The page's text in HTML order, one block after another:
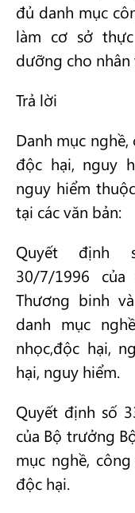
đủ danh mục
làm cơ sở
dưỡng cho nhân
Trả lời
Danh mục
độc hại, nguy
nguy hiểm
tại các văn bản:
Quyết định
30/7/1996
Thương binh
danh mục
nhọc,độc hại,
hại, nguy hiểm.
Quyết định số
của Bộ trưởng
mục nghề,
độc hại.